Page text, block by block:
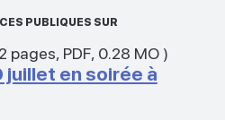
PUBLIQUES SUR
pages, PDF, 0.28 MO)
juillet en soirée à